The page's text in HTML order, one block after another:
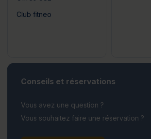
Club fitneo
Conseils et réservations
Vous avez une question ?
Vous souhaitez faire une réservation ?